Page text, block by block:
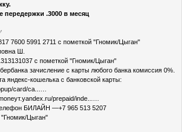
.3000 в месяц
7600 5991 2711 с пометкой "Гномик/Цыган"
Ш.
с пометкой "Гномик/Цыган"
зачисление с карты любого банка комиссия 0%.
яндекс-кошелька с банковской карты:
card/ca...…
prepaid/inde...…
БИЛАЙН —+7 965 513 5207
"Гномик/Цыган"